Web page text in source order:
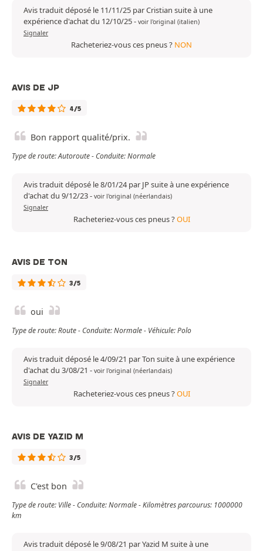
Avis traduit déposé le 11/11/25 par Cristian suite à une
expérience d'achat du 12/10/25- voir l'original (italien)
Signaler
Racheteriez-vous ces pneus ? NON
AVIS DE JP
4/5
Bon rapport qualité/prix.
Type de route: Autoroute - Conduite: Normale
Avis traduit déposé le 8/01/24 par JP suite à une expérience
d'achat du 9/12/23- voir l'original (néerlandais)
Signaler
Racheteriez-vous ces pneus ?OUI
AVIS DE TON
3/5
oui
Type de route: Route - Conduite: Normale - Véhicule: Polo
Avis traduit déposé le 4/09/21 par Ton suite à une expérience
d'achat du 3/08/21 - voir l'original (néerlandais)
Signaler
Racheteriez-vous ces pneus ?OUI
AVIS DE YAZID M
3/5
C'est bon
Type de route: Ville - Conduite: Normale - Kilomètres parcourus: 1000000
km
Avis traduit déposé le 9/08/21 par Yazid M suite à une